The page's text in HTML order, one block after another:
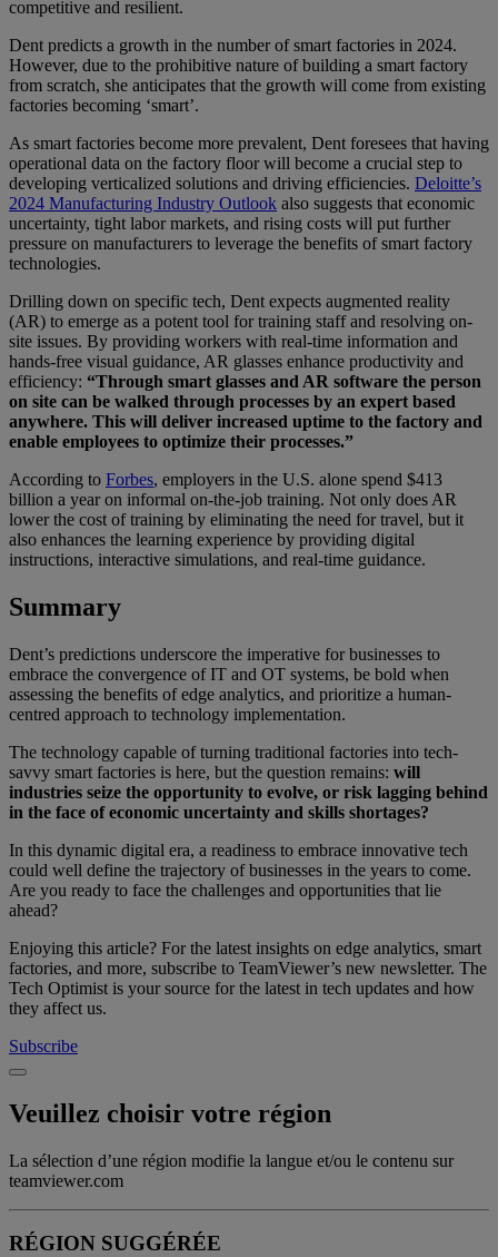
competitive and resilient.
Dent predicts a growth in the number of smart factories in 2024.
However, due to the prohibitive nature of building a smart factory
from scratch, she anticipates that the growth will come from existing
factories becoming ‘smart’.
As smart factories become more prevalent, Dent foresees that having
operational data on the factory floor will become a crucial step to
developing verticalized solutions and driving efficiencies. Deloitte’s
2024 Manufacturing Industry Outlook also suggests that economic
uncertainty, tight labor markets, and rising costs will put further
pressure on manufacturers to leverage the benefits of smart factory
technologies.
Drilling down on specific tech, Dent expects augmented reality
(AR) to emerge as a potent tool for training staff and resolving on-
site issues. By providing workers with real-time information and
hands-free visual guidance, AR glasses enhance productivity and
efficiency: “Through smart glasses and AR software the person
on site can be walked through processes by an expert based
anywhere. This will deliver increased uptime to the factory and
enable employees to optimize their processes.”
According to Forbes, employers in the U.S. alone spend $413
billion a year on informal on-the-job training. Not only does AR
lower the cost of training by eliminating the need for travel, but it
also enhances the learning experience by providing digital
instructions, interactive simulations, and real-time guidance.
Summary
Dent’s predictions underscore the imperative for businesses to
embrace the convergence of IT and OT systems, be bold when
assessing the benefits of edge analytics, and prioritize a human-
centred approach to technology implementation.
The technology capable of turning traditional factories into tech-
savvy smart factories is here, but the question remains: will
industries seize the opportunity to evolve, or risk lagging behind
in the face of economic uncertainty and skills shortages?
In this dynamic digital era, a readiness to embrace innovative tech
could well define the trajectory of businesses in the years to come.
Are you ready to face the challenges and opportunities that lie
ahead?
Enjoying this article? For the latest insights on edge analytics, smart
factories, and more, subscribe to TeamViewer’s new newsletter. The
Tech Optimist is your source for the latest in tech updates and how
they affect us.
Subscribe
Veuillez choisir votre région
La sélection d’une région modifie la langue et/ou le contenu sur
teamviewer.com
RÉGION SUGGÉRÉE